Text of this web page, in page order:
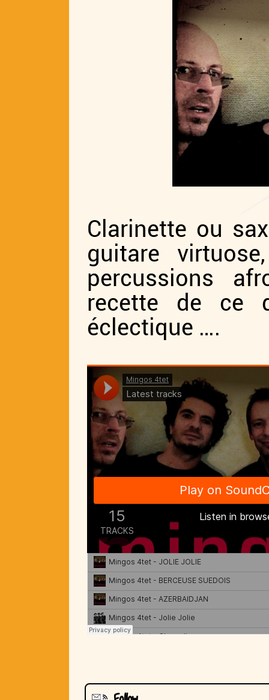
Clarinette ou
guitare
percussions
recette de ce
éclectique ….